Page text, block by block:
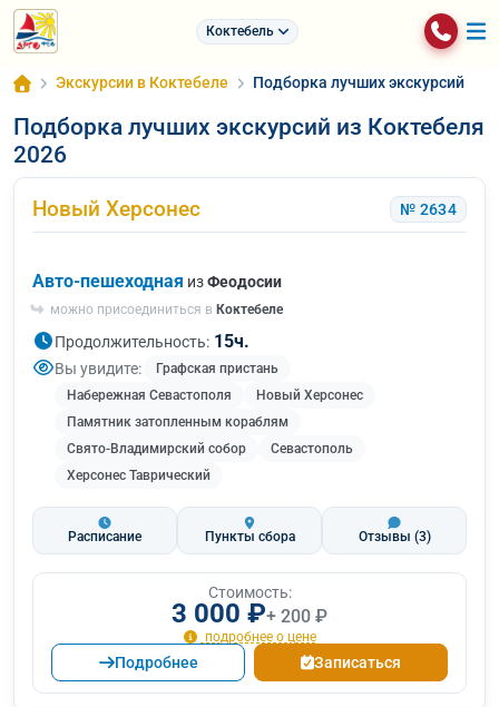
Коктебель
Экскурсии в Коктебеле Подборка лучших экскурсий
Подборка лучших экскурсий из Коктебеля
2026
Новый Херсонес № 2634
Авто-пешеходная изФеодосии
можно присоединиться в Коктебеле
Продолжительность: 15ч.
Вы увидите:
Графская пристань
Набережная Севастополя
Новый Херсонес
Памятник затопленным кораблям
Свято-Владимирский собор
Севастополь
Херсонес Таврический
Расписание Пункты сбора Отзывы (3)
Стоимость:
3 000 ₽+ 200 ₽
подробнее о цене
Подробнее Записаться